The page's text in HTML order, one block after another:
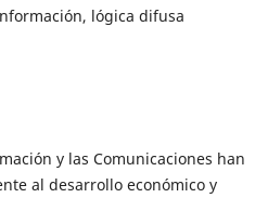
lógica difusa
y las Comunicaciones han
al desarrollo económico y